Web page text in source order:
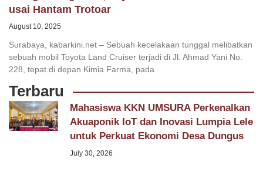
usai Hantam Trotoar
August 10, 2025
Surabaya, kabarkini.net – Sebuah kecelakaan tunggal melibatkan
sebuah mobil Toyota Land Cruiser terjadi di Jl. Ahmad Yani No.
228, tepat di depan Kimia Farma, pada
Terbaru
Mahasiswa KKN UMSURA Perkenalkan
Akuaponik IoT dan Inovasi Lumpia Lele
untuk Perkuat Ekonomi Desa Dungus
July 30, 2026